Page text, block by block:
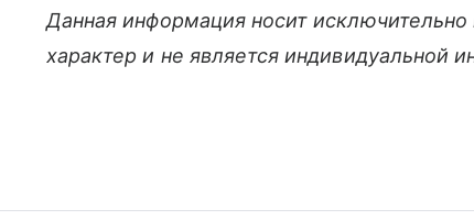
Данная информация носит
характер и не является индивидуальной